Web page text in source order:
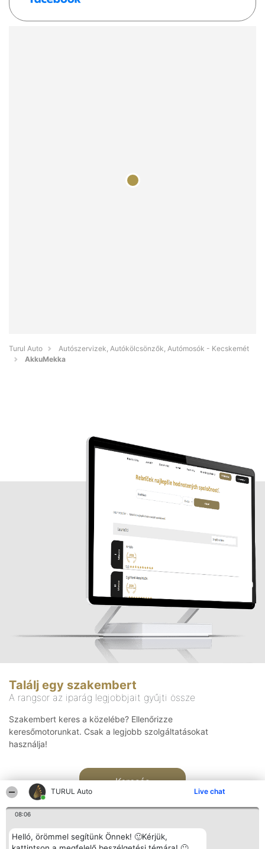
TURUL Auto Live chat
08:06
Helló, örömmel segítünk Önnek! 🙂Kérjük,
Turul Auto
Autószervizek, Autókölcsönzők, Autómosók - Kecskemét
AkkuMekka
Találj egy szakembert
A rangsor az iparág legjobbjait gyűjti össze
Szakembert keres a közelébe? Ellenőrizze
keresőmotorunkat. Csak a legjobb szolgáltatásokat
használja!
Keresés